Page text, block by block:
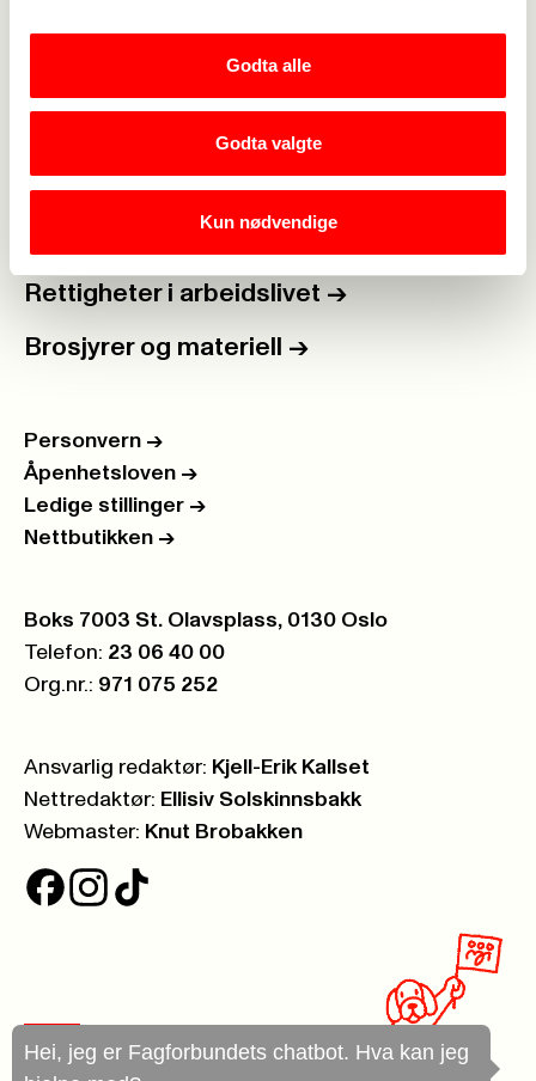
Godta alle
Godta valgte
Kun nødvendige
Hei, jeg er Fagforbundets chatbot. Hva kan jeg
->
Kalender ->
Rettigheter i arbeidslivet ->
Brosjyrer og materiell ->
Personvern ->
Åpenhetsloven ->
Ledige stillinger ->
Nettbutikken ->
Postboks:
Boks 7003 St. Olavsplass, 0130 Oslo
Telefon: 23 06 40 00
Org.nr.: 971 075 252
Ansvarlig redaktør: Kjell-Erik Kallset
Nettredaktør: Ellisiv Solskinnsbakk
Webmaster: Knut Brobakken